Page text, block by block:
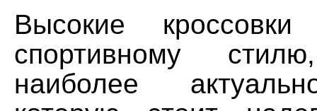
Высокие
спортивному
наиболее